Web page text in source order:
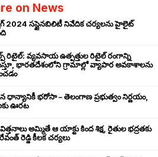
on News
2024 సస్టైనబిలిటీ నివేదిక చర్యలను హైలైట్
రిటైల్: వ్యవసాయ ఉత్పత్తుల రిటైల్ రంగాన్ని
భారతదేశంలోని గ్రామాల్లో వ్యాపార అవకాశాలను
ధాన్యానికీ భరోసా – తెలంగాణ ప్రభుత్వం నిర్ణయం,
ఊరట
అమ్మితే ఆ యాక్టు కింద శిక్ష, రైతుల భద్రతకు
రెడ్డి కీలక చర్యలు